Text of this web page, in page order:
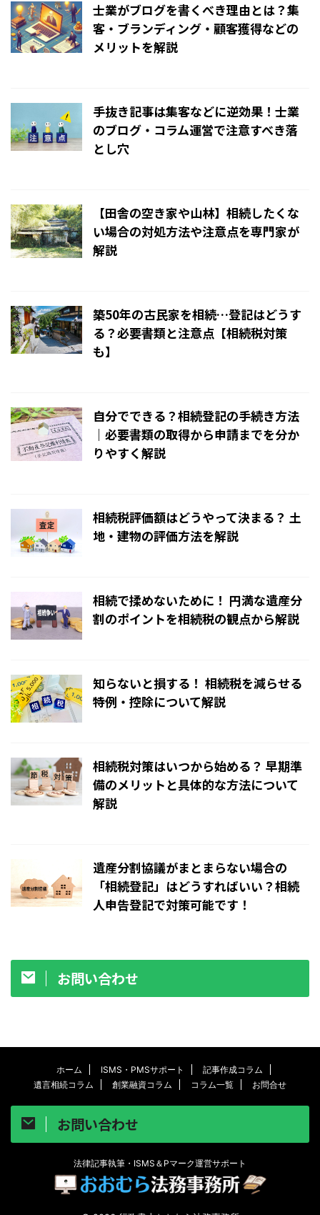
士業がブログを書くべき理由とは？集
客・ブランディング・顧客獲得などの
メリットを解説
手抜き記事は集客などに逆効果！士業
のブログ・コラム運営で注意すべき落
とし穴
【田舎の空き家や山林】相続したくな
い場合の対処方法や注意点を専門家が
解説
築50年の古民家を相続…登記はどうす
る？必要書類と注意点【相続税対策
も】
自分でできる？相続登記の手続き方法
｜必要書類の取得から申請までを分か
りやすく解説
相続税評価額はどうやって決まる？ 土
地・建物の評価方法を解説
相続で揉めないために！ 円満な遺産分
割のポイントを相続税の観点から解説
知らないと損する！ 相続税を減らせる
特例・控除について解説
相続税対策はいつから始める？ 早期準
備のメリットと具体的な方法について
解説
遺産分割協議がまとまらない場合の
「相続登記」はどうすればいい？相続
人申告登記で対策可能です！
お問い合わせ
ホーム ISMS・PMSサポート
記事作成コラム
遺言相続コラム
創業融資コラム コラム一覧 お問合せ
お問い合わせ
法律記事執筆・ISMS＆Pマーク運営サポート